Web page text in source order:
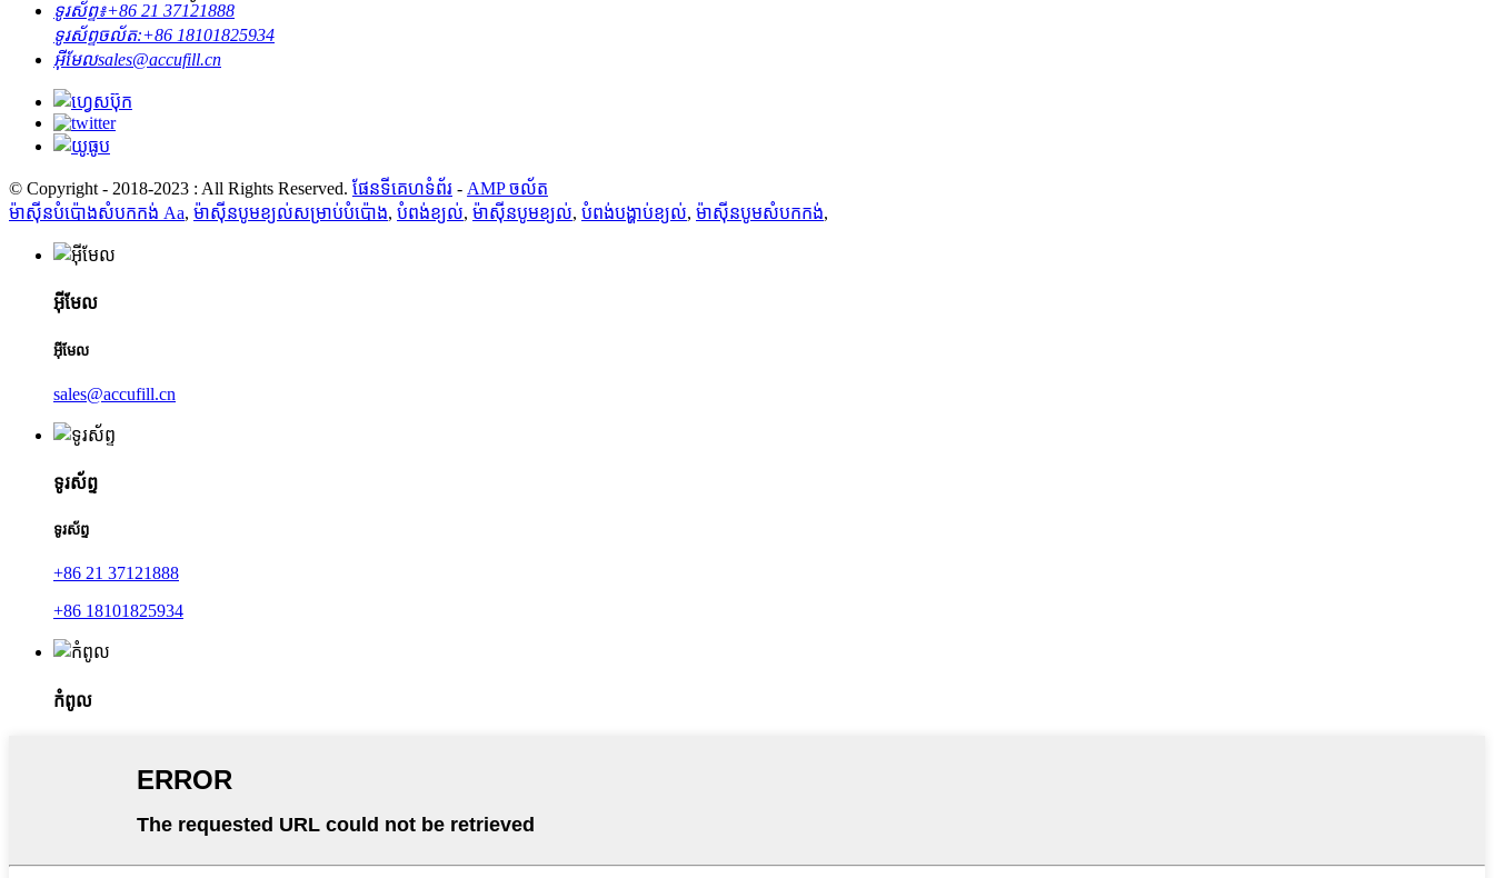
ទូរស័ព្ទ៖+86 21 37121888
ទូរស័ព្ទចល័ត:+86 18101825934
អ៊ីមែលsales@accufill.cn
© Copyright - 2018-2023 : All Rights Reserved. ផែនទីគេហទំព័រ - AMP ចល័ត
ម៉ាស៊ីនបំប៉ោងសំបកកង់ Aa, ម៉ាស៊ីនបូមខ្យល់សម្រាប់បំប៉ោង, បំពង់ខ្យល់, ម៉ាស៊ីនបូមខ្យល់, បំពង់បង្ហាប់ខ្យល់, ម៉ាស៊ីនបូមសំបកកង់,
អ៊ីមែល
អ៊ីមែល
sales@accufill.cn
ទូរស័ព្ទ
ទូរស័ព្ទ
+86 21 37121888
+86 18101825934
កំពូល